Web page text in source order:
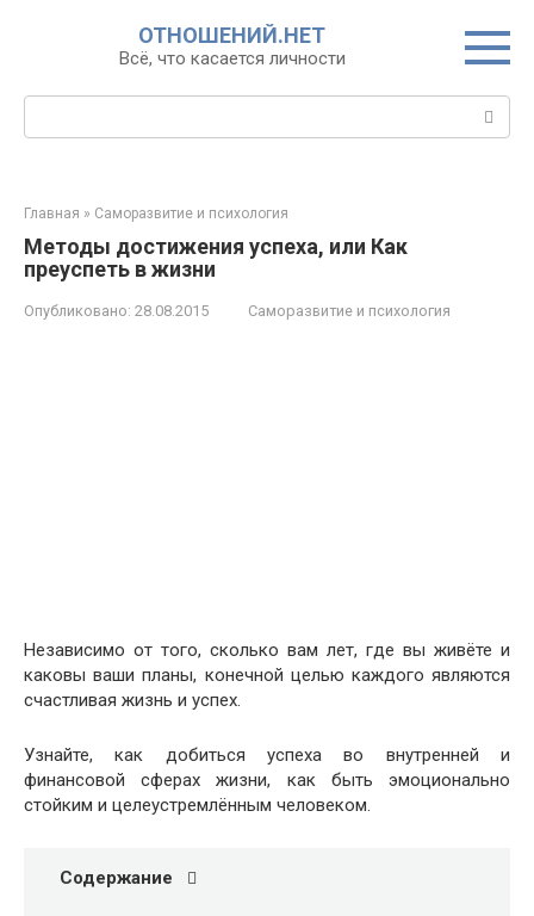
ОТНОШЕНИЙ.НЕТ
Всё, что касается личности
Поиск:
Главная » Саморазвитие и психология
Методы достижения успеха, или Как
преуспеть в жизни
Опубликовано: 28.08.2015 Саморазвитие и психология
Независимо от того, сколько вам лет, где вы живёте и
каковы ваши планы, конечной целью каждого являются
счастливая жизнь и успех.
Узнайте, как добиться успеха во внутренней и
финансовой сферах жизни, как быть эмоционально
стойким и целеустремлённым человеком.
Содержание